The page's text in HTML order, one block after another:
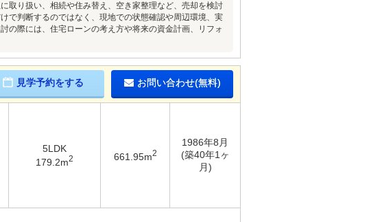
取り扱い、相続や住み替え、空き家整理など、売却を検討
で判断するのではなく、現地での状態確認や周辺環境、実
の際には、住宅ローンの考え方や将来の資金計画、リフォ
見学予約をする お問い合わせ(無料)
5LDK
179.2m2 661.95m2
1986年8月
(築40年1ヶ
月)